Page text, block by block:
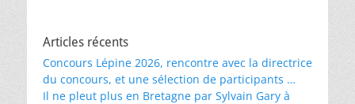
Articles récents
Concours Lépine 2026, rencontre avec la directrice
du concours, et une sélection de participants …
Il ne pleut plus en Bretagne par Sylvain Gary à